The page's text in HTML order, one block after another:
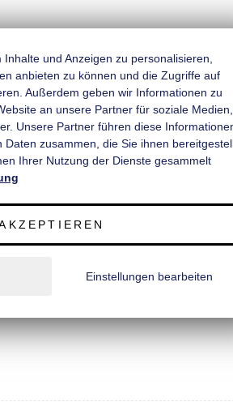
für besseres Fahrverhalten;
Schnittkanten versiegelt;
je 2 Stück;
und Anzeigen zu personalisieren,
anbieten zu können und die Zugriffe auf
Außerdem geben wir Informationen zu
an unsere Partner für soziale Medien,
Unsere Partner führen diese
Daten zusammen, die Sie ihnen
Ihrer Nutzung der Dienste gesammelt
Einstellungen bearbeiten